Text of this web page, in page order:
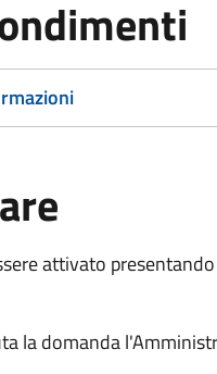
attivato
la domanda